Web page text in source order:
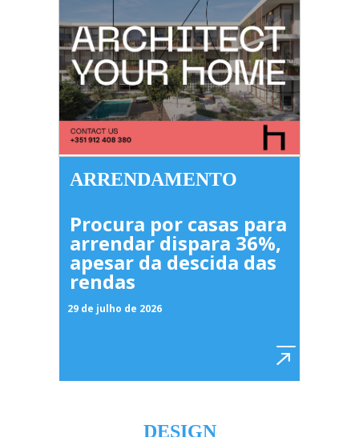
ARRENDAMENTO
Procura por casas para
arrendar dispara 36%,
apesar da descida das
rendas
29 de julho de 2026
DESIGN